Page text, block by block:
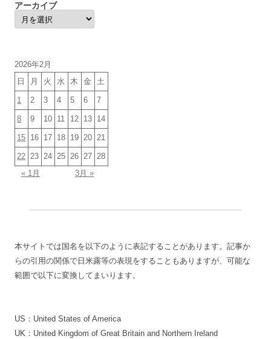
アーカイブ
ア
ー
カ
2026年2月
日
月 火 水 木 金 土
1 2 3 4 5 6 7
8 9 10 11 12 13 14
15 16 17 18 19 20 21
22 23 24 25 26 27 28
« 1月
3月 »
本サイトでは国名を以下のように表記することがあります。記事か
らの引用の関係で日米露等の表現をすることもありますが、可能な
範囲で以下に変換してまいります。
US：United States of America
UK：United Kingdom of Great Britain and Northern Ireland